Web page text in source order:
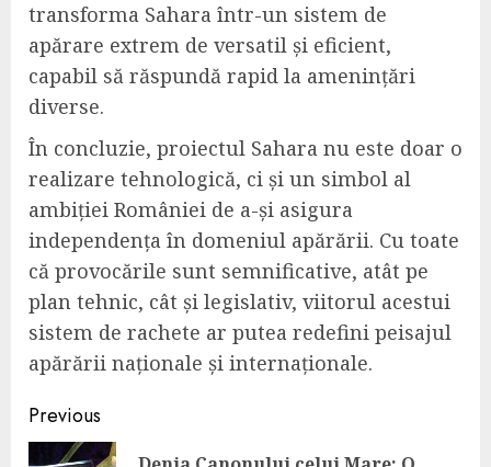
transforma Sahara într-un sistem de
apărare extrem de versatil și eficient,
capabil să răspundă rapid la amenințări
diverse.
În concluzie, proiectul Sahara nu este doar o
realizare tehnologică, ci și un simbol al
ambiției României de a-și asigura
independența în domeniul apărării. Cu toate
că provocările sunt semnificative, atât pe
plan tehnic, cât și legislativ, viitorul acestui
sistem de rachete ar putea redefini peisajul
apărării naționale și internaționale.
Continue
Reading
Previous